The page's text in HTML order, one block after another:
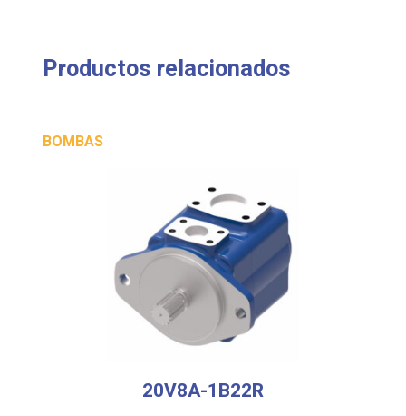
Productos relacionados
BOMBAS
20V8A-1B22R